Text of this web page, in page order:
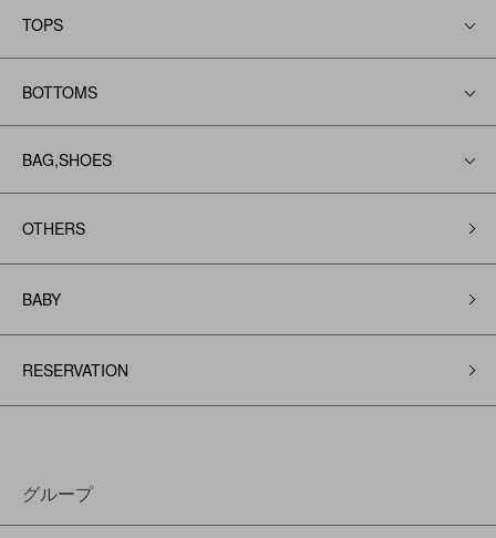
TOPS
BOTTOMS
BAG,SHOES
OTHERS
BABY
RESERVATION
グループ